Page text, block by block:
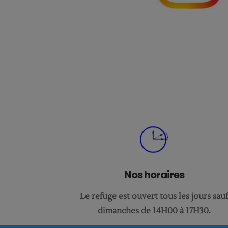
Nos horaires
Le refuge est ouvert tous les jours sauf
dimanches de 14H00 à 17H30.